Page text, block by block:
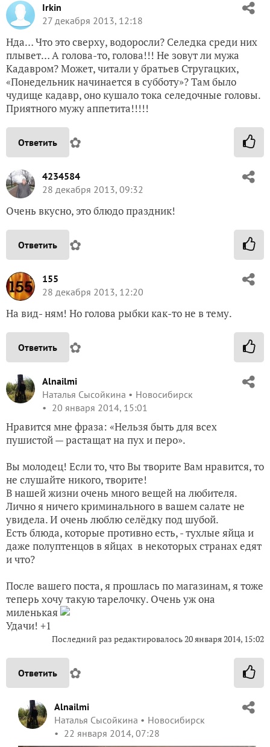
Irkin
27 декабря 2013, 12:18
Нда… Что это сверху, водоросли? Селедка среди них
плывет… А голова-то, голова!!! Не зовут ли мужа
Кадавром? Может, читали у братьев Стругацких,
«Понедельник начинается в субботу»? Там было
чудище кадавр, оно кушало тока селедочные головы.
Приятного мужу аппетита!!!!!
Ответить ✿
4234584
28 декабря 2013, 09:32
Очень вкусно, это блюдо праздник!
Ответить ✿
155
28 декабря 2013, 12:20
На вид- ням! Но голова рыбки как-то не в тему.
Ответить ✿
Alnailmi
Наталья Сысойкина
Новосибирск
20 января 2014, 15:01
Нравится мне фраза: «Нельзя быть для всех
пушистой — растащат на пух и перо».
Вы молодец! Если то, что Вы творите Вам нравится, то
не слушайте никого, творите!
В нашей жизни очень много вещей на любителя.
Лично я ничего криминального в вашем салате не
увидела. И очень люблю селёдку под шубой.
Есть блюда, которые противно есть, - тухлые яйца и
даже полуптенцов в яйцах в некоторых странах едят
и что?
После вашего поста, я прошлась по магазинам, я тоже
теперь хочу такую тарелочку. Очень уж она
миленькая
Удачи! +1
Последний раз редактировалось20 января 2014, 15:02
Ответить ✿
Alnailmi
Наталья Сысойкина
Новосибирск
22 января 2014, 07:28